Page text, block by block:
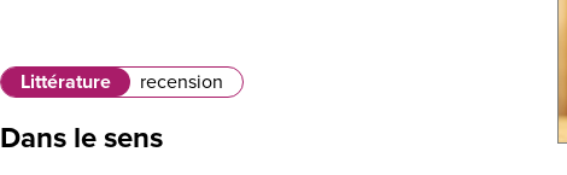
Littérature recension
Dans le sens